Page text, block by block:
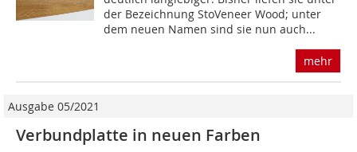
der Bezeichnung StoVeneer Wood; unter
dem neuen Namen sind sie nun auch...
mehr
Ausgabe 05/2021
Verbundplatte in neuen Farben